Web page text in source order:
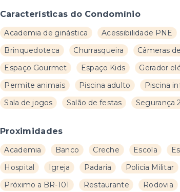
Características do Condomínio
Academia de ginástica Acessibilidade PNE
Brinquedoteca
Churrasqueira Câmeras
Espaço Gourmet
Espaço Kids Gerador
Permite animais
Piscina adulto Piscina
Sala de jogos
Salão de festas Segurança
Proximidades
Academia Banco Creche Escola
Hospital
Igreja Padaria Policia Militar
Próximo a BR-101
Restaurante Rodovia